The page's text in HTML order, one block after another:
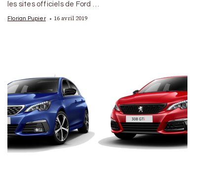
les sites officiels de Ford …
Florian Pupier 16 avril 2019